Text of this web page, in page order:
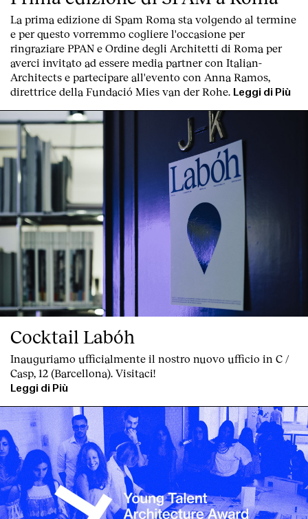
La prima edizione di Spam Roma sta volgendo al termine
e per questo vorremmo cogliere l'occasione per
ringraziare PPAN e Ordine degli Architetti di Roma per
averci invitato ad essere media partner con Italian-
Architects e partecipare all'evento con Anna Ramos,
direttrice della Fundació Mies van der Rohe. Leggi di Più
Cocktail Labóh
Inauguriamo ufficialmente il nostro nuovo ufficio in C /
Casp, 12 (Barcellona). Visitaci!
Leggi di Più